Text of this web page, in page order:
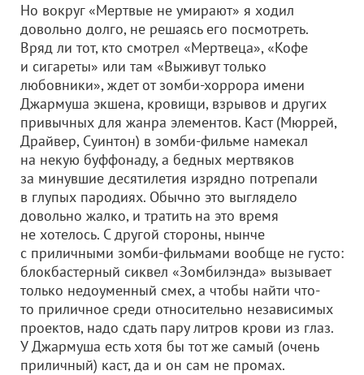
Но вокруг «Мертвые не умирают» я ходил
довольно долго, не решаясь его посмотреть.
Вряд ли тот, кто смотрел «Мертвеца», «Кофе
и сигареты» или там «Выживут только
любовники», ждет от зомби-хоррора имени
Джармуша экшена, кровищи, взрывов и других
привычных для жанра элементов. Каст (Мюррей,
Драйвер, Суинтон) в зомби-фильме намекал
на некую буффонаду, а бедных мертвяков
за минувшие десятилетия изрядно потрепали
в глупых пародиях. Обычно это выглядело
довольно жалко, и тратить на это время
не хотелось. С другой стороны, нынче
с приличными зомби-фильмами вообще не густо:
блокбастерный сиквел «Зомбилэнда» вызывает
только недоуменный смех, а чтобы найти что-
то приличное среди относительно независимых
проектов, надо сдать пару литров крови из глаз.
У Джармуша есть хотя бы тот же самый (очень
приличный) каст, да и он сам не промах.